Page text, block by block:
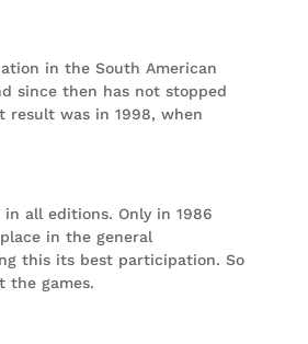
in the South American
since then has not stopped
result was in 1998, when
in all editions. Only in 1986
place in the general
this its best participation. So
the games.